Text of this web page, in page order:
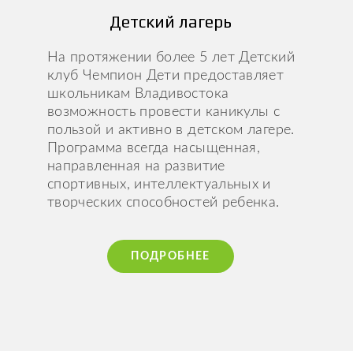
Детский лагерь
На протяжении более 5 лет Детский
клуб Чемпион Дети предоставляет
школьникам Владивостока
возможность провести каникулы с
пользой и активно в детском лагере.
Программа всегда насыщенная,
направленная на развитие
спортивных, интеллектуальных и
творческих способностей ребенка.
ПОДРОБНЕЕ